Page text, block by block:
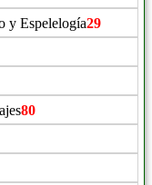
y Espelelogía29
80